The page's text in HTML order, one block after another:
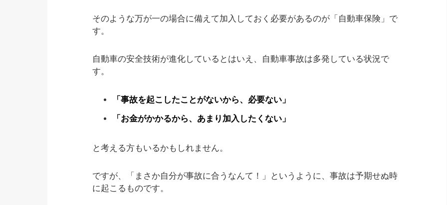
そのような万が一の場合に備えて加入しておく必要があるのが「自動車保険」で
す。
自動車の安全技術が進化しているとはいえ、自動車事故は多発している状況で
す。
「事故を起こしたことがないから、必要ない」
「お金がかかるから、あまり加入したくない」
と考える方もいるかもしれません。
ですが、「まさか自分が事故に合うなんて！」というように、事故は予期せぬ時
に起こるものです。